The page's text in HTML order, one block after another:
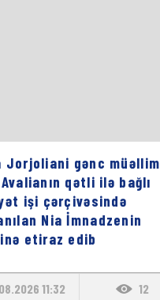
Jorjoliani gənc müəllim
qətli ilə bağlı
işi çərçivəsində
Nia İmnadzenin
etiraz edib
11:32 12